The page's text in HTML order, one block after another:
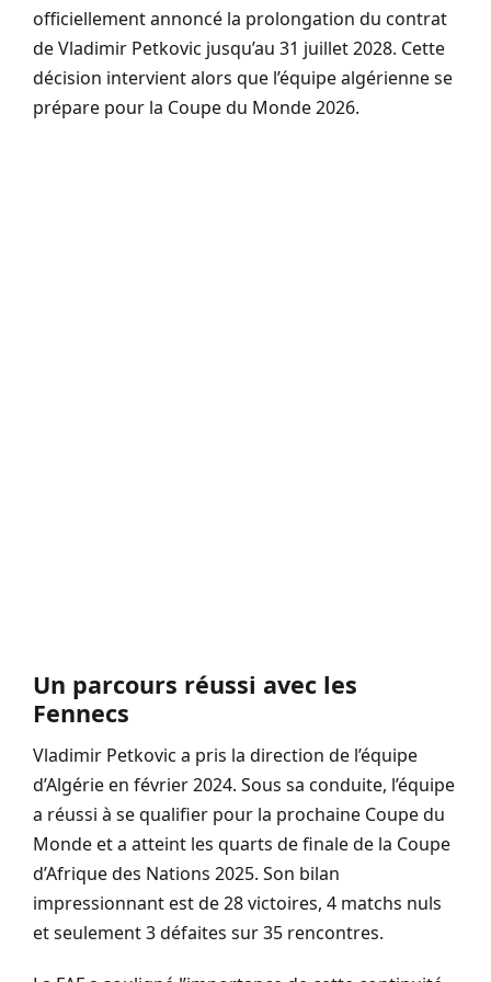
officiellement annoncé la prolongation du contrat
de Vladimir Petkovic jusqu’au 31 juillet 2028. Cette
décision intervient alors que l’équipe algérienne se
prépare pour la Coupe du Monde 2026.
Un parcours réussi avec les
Fennecs
Vladimir Petkovic a pris la direction de l’équipe
d’Algérie en février 2024. Sous sa conduite, l’équipe
a réussi à se qualifier pour la prochaine Coupe du
Monde et a atteint les quarts de finale de la Coupe
d’Afrique des Nations 2025. Son bilan
impressionnant est de 28 victoires, 4 matchs nuls
et seulement 3 défaites sur 35 rencontres.